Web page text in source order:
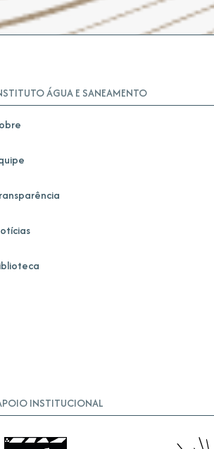
ÁGUA E SANEAMENTO
INSTITUCIONAL